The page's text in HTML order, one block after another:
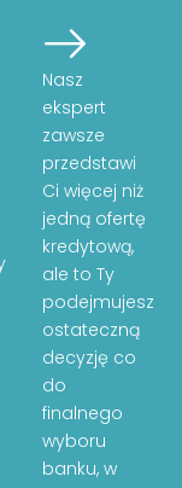
Nasz
ekspert
zawsze
przedstawi
Ci więcej niż
jedną ofertę
kredytową,
ale to Ty
podejmujesz
ostateczną
decyzję co
do
finalnego
wyboru
banku, w